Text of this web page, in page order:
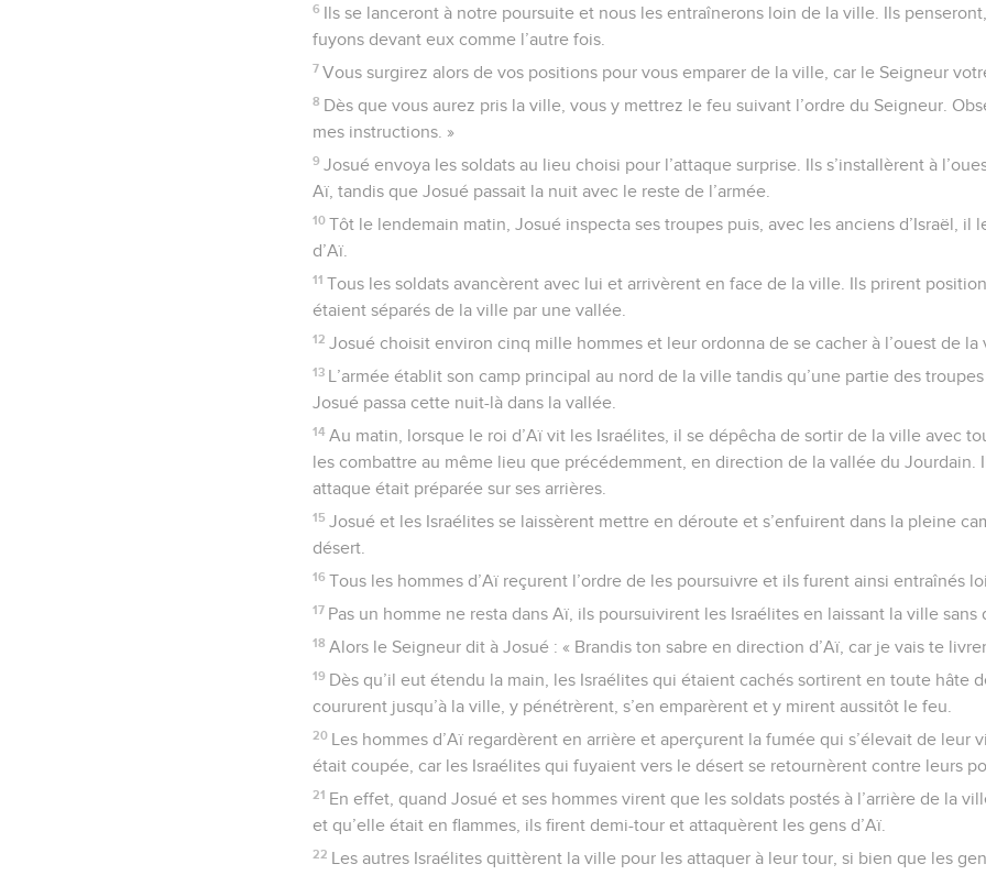
6 Ils se lanceront à notre poursuite et nous les entraînerons loin de la ville. Ils
fuyons devant eux comme l’autre fois.
7 Vous surgirez alors de vos positions pour vous emparer de la ville, car le Seigneur
8 Dès que vous aurez pris la ville, vous y mettrez le feu suivant l’ordre du Seigneur.
mes instructions. »
9 Josué envoya les soldats au lieu choisi pour l’attaque surprise. Ils s’installèrent à
Aï, tandis que Josué passait la nuit avec le reste de l’armée.
10 Tôt le lendemain matin, Josué inspecta ses troupes puis, avec les anciens d’Israël, il
d’Aï.
11 Tous les soldats avancèrent avec lui et arrivèrent en face de la ville. Ils prirent
étaient séparés de la ville par une vallée.
12 Josué choisit environ cinq mille hommes et leur ordonna de se cacher à l’ouest de la
13 L’armée établit son camp principal au nord de la ville tandis qu’une partie des troupes
Josué passa cette nuit-là dans la vallée.
14 Au matin, lorsque le roi d’Aï vit les Israélites, il se dépêcha de sortir de la ville avec
les combattre au même lieu que précédemment, en direction de la vallée du Jourdain.
attaque était préparée sur ses arrières.
15 Josué et les Israélites se laissèrent mettre en déroute et s’enfuirent dans la pleine
désert.
16 Tous les hommes d’Aï reçurent l’ordre de les poursuivre et ils furent ainsi entraînés
17 Pas un homme ne resta dans Aï, ils poursuivirent les Israélites en laissant la ville sans
18 Alors le Seigneur dit à Josué : « Brandis ton sabre en direction d’Aï, car je vais te
19 Dès qu’il eut étendu la main, les Israélites qui étaient cachés sortirent en toute hâte
coururent jusqu’à la ville, y pénétrèrent, s’en emparèrent et y mirent aussitôt le feu.
20 Les hommes d’Aï regardèrent en arrière et aperçurent la fumée qui s’élevait de leur
était coupée, car les Israélites qui fuyaient vers le désert se retournèrent contre leurs
21 En effet, quand Josué et ses hommes virent que les soldats postés à l’arrière de la
et qu’elle était en flammes, ils firent demi-tour et attaquèrent les gens d’Aï.
22 Les autres Israélites quittèrent la ville pour les attaquer à leur tour, si bien que les